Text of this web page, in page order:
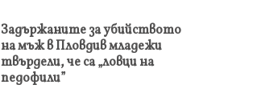
Задържаните за убийството
на мъж в Пловдив младежи
твърдели, че са „ловци на
педофили”